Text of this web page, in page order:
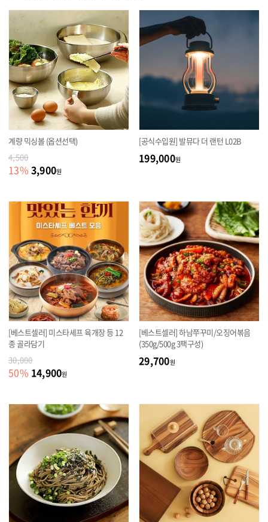
계량 믹싱볼 (옵션선택)
4,500
13% 3,900원
[공식수입원] 발뮤다 더 랜턴 L02B
199,000원
[베스트셀러] 미스타셰프 육개장 등 12
종 골라담기
30,000
50% 14,900원
[베스트셀러] 하남쭈꾸미/오징어볶음
(350g/500g 3팩구성)
29,700원